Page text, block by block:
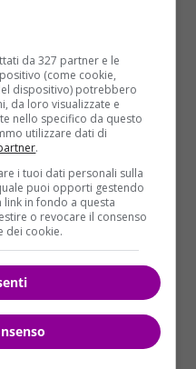
da 327 partner e le
(come cookie,
dispositivo) potrebbero
da loro visualizzate e
nello specifico da questo
utilizzare dati di
.
i tuoi dati personali sulla
puoi opporti gestendo
in fondo a questa
o revocare il consenso
dei cookie.